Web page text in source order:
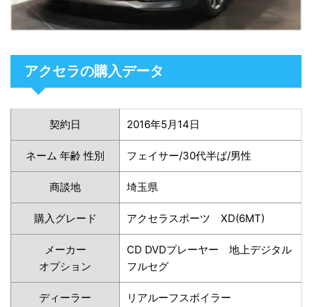
アクセラの購入データ
契約日 2016年5月14日
ネーム 年齢 性別 フェイサー/30代半ば/男性
商談地 埼玉県
購入グレード アクセラスポーツ XD(6MT)
メーカー
オプション
CD DVDプレーヤー 地上デジタル
フルセグ
ディーラー
リアルーフスポイラー